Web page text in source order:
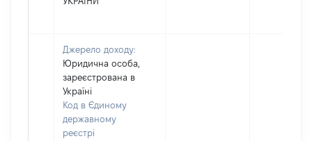
Джерело доходу:
Юридична особа,
зареєстрована в
Україні
Код в Єдиному
державному
реєстрі